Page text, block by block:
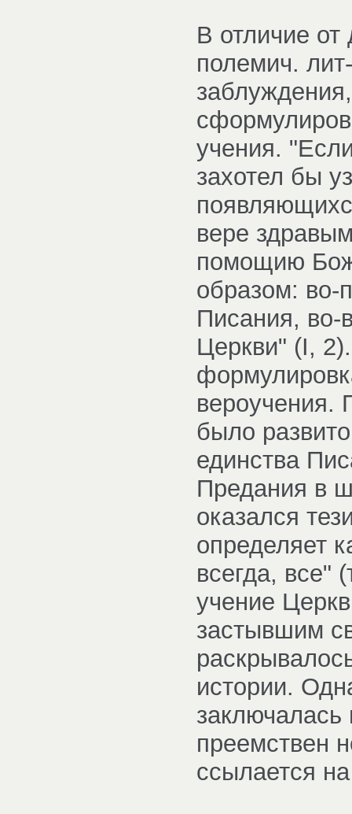
В отличие от
полемич.
учения.
захотел бы
вере
помощию
образом: во-
Писания, во-
Церкви" (I,
вероучения.
было
единства
Предания в
оказался
определяет
всегда, все"
учение
застывшим
истории.
заключалась
преемствен
ссылается